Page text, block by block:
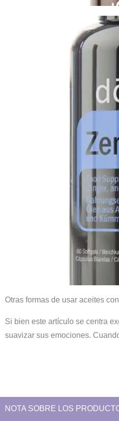
Otras formas de usar aceites
Si bien este artículo se centra
suavizar sus emociones.
NOTA SOBRE LOS